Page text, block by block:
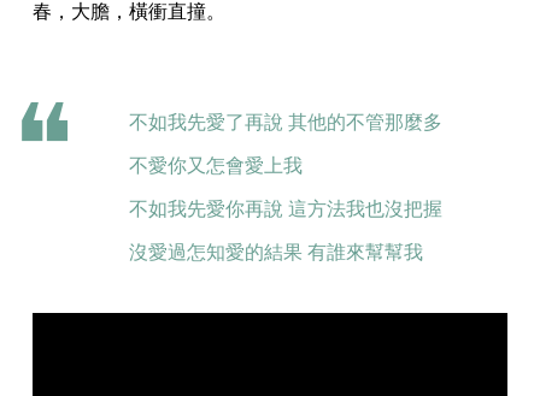
春，大膽，橫衝直撞。
不如我先愛了再說 其他的不管那麼多
不愛你又怎會愛上我
不如我先愛你再說 這方法我也沒把握
沒愛過怎知愛的結果 有誰來幫幫我